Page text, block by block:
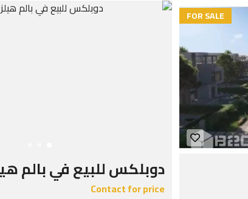
FOR SALE
دوبلكس للبيع في بالم
Contact for price